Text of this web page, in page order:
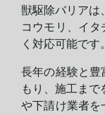
獣駆除バリアは
コウモリ、イ
く対応可能です。
長年の経験と豊
もり、施工ま
や下請け業者を